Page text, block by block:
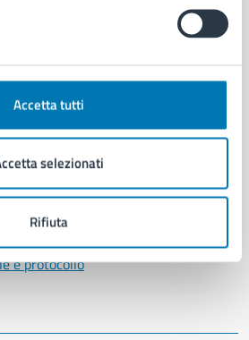
Accetta tutti
selezionati
Rifiuta
e protocollo